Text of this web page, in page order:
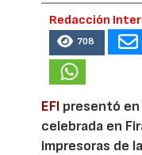
Redacción
708
EFI presentó
celebrada en
impresoras de